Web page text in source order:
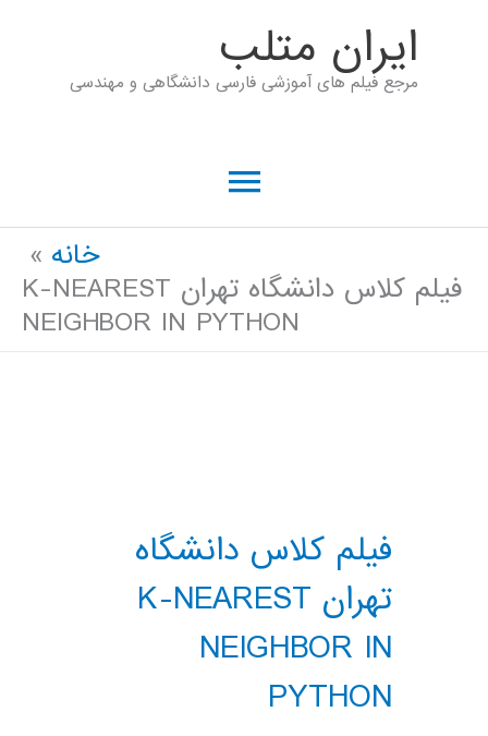
ايران متلب
مرجع فیلم های آموزشی فارسی دانشگاهی و مهندسی
فهرست
خانه
فیلم کلاس دانشگاه تهران K-NEAREST
NEIGHBOR IN PYTHON
فیلم کلاس دانشگاه
تهران K-NEAREST
NEIGHBOR IN
PYTHON